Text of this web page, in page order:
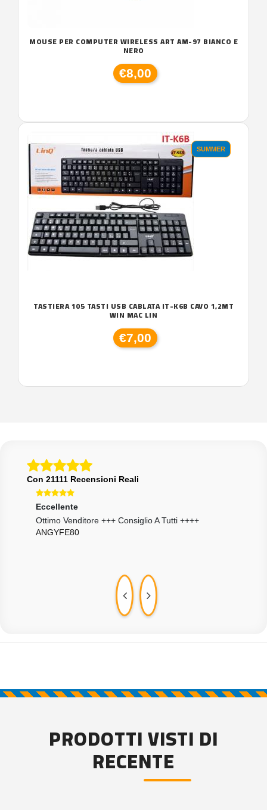
MOUSE PER COMPUTER WIRELESS ART AM-97 BIANCO E
NERO
€8,00
SUMMER
TASTIERA 105 TASTI USB CABLATA IT-K6B CAVO 1,2MT
WIN MAC LIN
€7,00
Con 21111 Recensioni Reali
Eccellente
Ottimo Venditore +++ Consiglio A Tutti ++++
ANGYFE80
PRODOTTI VISTI DI
RECENTE